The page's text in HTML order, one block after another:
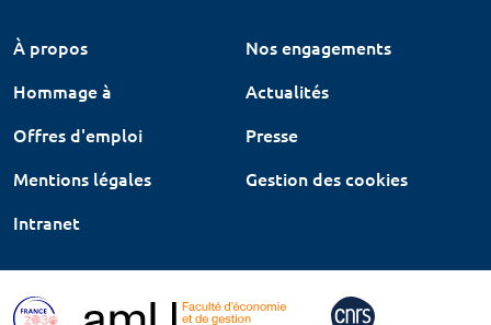
À propos
Nos engagements
Hommage à
Actualités
Offres d'emploi
Presse
Mentions légales
Gestion des cookies
Intranet